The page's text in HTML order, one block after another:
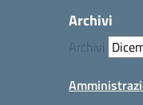
Archivi
Archivi